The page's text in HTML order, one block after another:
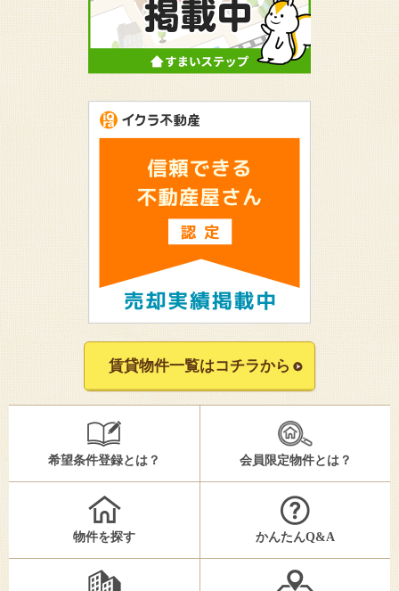
賃貸物件一覧はコチラから
希望条件登録とは？ 会員限定物件とは？
物件を探す かんたんQ&A